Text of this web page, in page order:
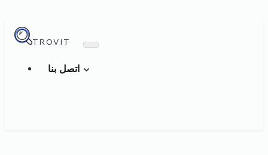
TROVIT